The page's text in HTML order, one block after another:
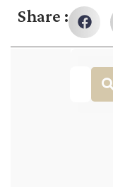
Share :